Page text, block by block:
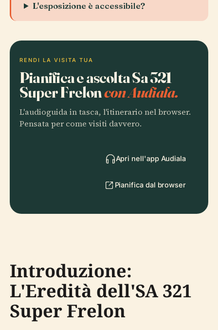
L'esposizione è accessibile?
RENDI LA VISITA TUA
Pianifica e ascolta Sa 321
Super Freloncon Audiala.
L'audioguida in tasca, l'itinerario nel browser.
Pensata per come visiti davvero.
Apri nell'app Audiala
Pianifica dal browser
Introduzione:
L'Eredità dell'SA 321
Super Frelon